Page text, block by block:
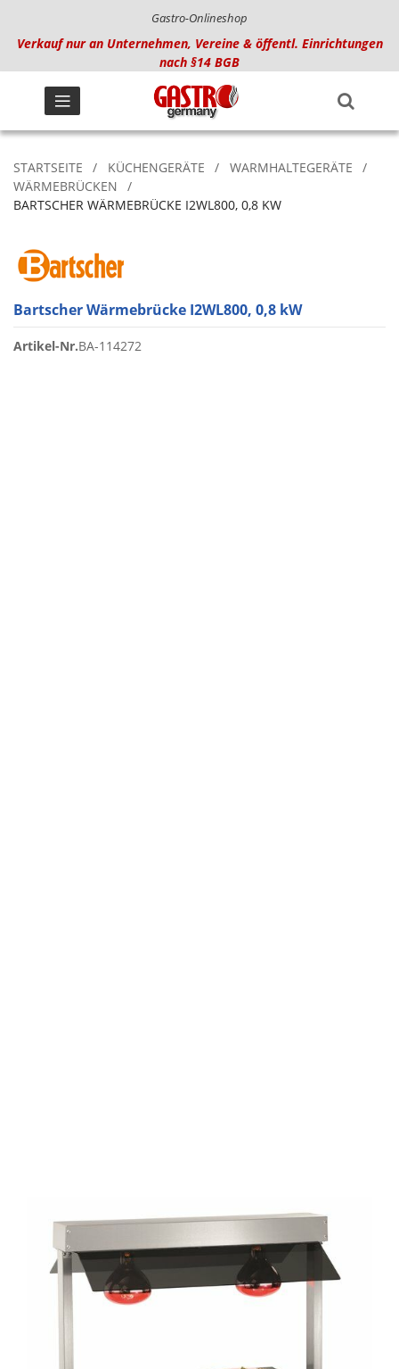
Gastro-Onlineshop
Verkauf nur an Unternehmen, Vereine & öffentl. Einrichtungen
nach §14 BGB
STARTSEITE KÜCHENGERÄTE
WARMHALTEGERÄTE
WÄRMEBRÜCKEN
BARTSCHER WÄRMEBRÜCKE I2WL800, 0,8 KW
Bartscher Wärmebrücke I2WL800, 0,8 kW
Artikel-Nr.BA-114272